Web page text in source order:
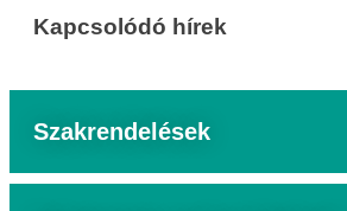
Kapcsolódó hírek
Szakrendelések